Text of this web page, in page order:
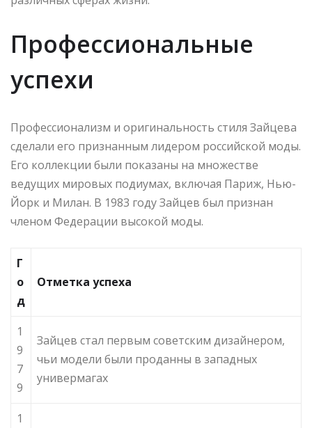
Профессиональные
успехи
Профессионализм и оригинальность стиля Зайцева
сделали его признанным лидером российской моды.
Его коллекции были показаны на множестве
ведущих мировых подиумах, включая Париж, Нью-
Йорк и Милан. В 1983 году Зайцев был признан
членом Федерации высокой моды.
Г
о
д
Отметка успеха
1
9
7
9
Зайцев стал первым советским дизайнером,
чьи модели были проданны в западных
универмагах
1